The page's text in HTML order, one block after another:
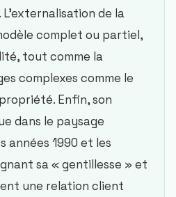
de la
complet ou partiel,
tout comme la
complexes comme le
Enfin, son
dans le paysage
années 1990 et les
sa « gentillesse » et
une relation client